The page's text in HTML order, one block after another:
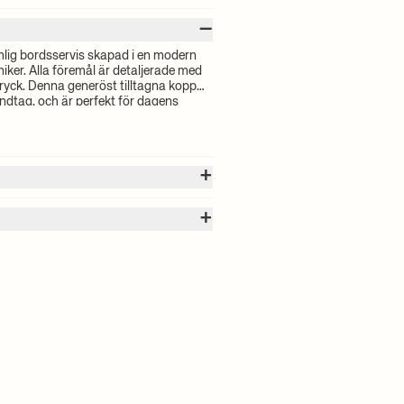
–
bordsservis skapad i en modern
Alla föremål är detaljerade med
Denna generöst tilltagna kopp
och är perfekt för dagens
+
+
kommer att beräknas vid
leveranstid och fraktkostnader,